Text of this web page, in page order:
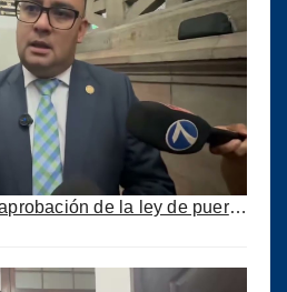
La importancia de la aprobación de la ley de puertos